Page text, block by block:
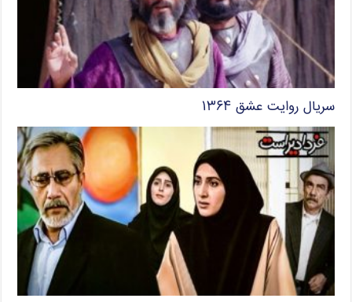
سریال روایت عشق ۱۳۶۴